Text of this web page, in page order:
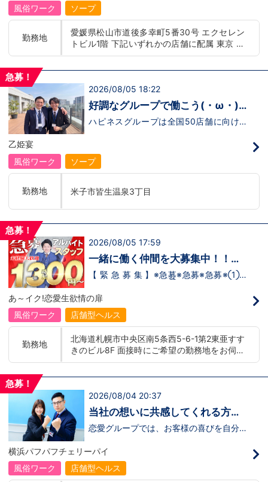
いる会社です。そのため、誰もが安心して
入社・勤務のできる環境なのです。それで
ャルサイトをご覧下さい。
【https://happiness-group.biz/】※お手
数ですがコピー＆ペーストしてURLを開い
他社と比較検討中など。そのような時は1
もしれません。アナタからのご連絡お待ち
しております。
年収1000万円も夢じゃないんです！一般
職からの転職や、女性からのご応募大歓
ッフ一人ひとりが働きやすい環境のお店で
す。現在多くの女性スタッフが勤務してお
ります。業界経験のある方もない方もご応
新人キャストさんにお仕事を教えるアドバ
は年功序列ではなく実力主義です。 頑張
り次第でいくらでも店長や幹部枠への昇格
が可能なんです！力のある方には必要な席
をしっかりご用意できる環境ですのでご安
風俗ワーク
ソープ
勤務地
愛媛県松山市道後多幸町5番30号 エクセレン
トビル1階 下記いずれかの店舗に配属 東京 五
反田：五反田駅から徒歩2分 池袋：池袋駅西
水戸：水戸駅からバス5分 北海道 札幌：すす
きの駅から徒歩5分 中国・四国 鳥取：米子市
皆生温泉 愛媛：松山道後温泉 九州・沖縄 福
岡：中洲川端駅から徒歩8分 沖縄：那覇市※出
店準備中 他にも続々出店予定 遠方からのご応
急募！
2026/08/05 18:22
好調なグループで働こう(・ω・)
ノ
ハピネスグループは全国50店舗に向けて
有！！ つまり・・・ハピネスグループの
中でも、今！1番役職に就けるチャンスが
「今」入社するべきじゃないです
か！？！？ のし上がりたいなら、このビ
ッグチャンス見逃さないでください！！チ
か？？当グループは年功序列ではなく実力
や幹部枠への昇格が可能なんです！力のあ
る方には必要な席をしっかりご用意できる
環境ですのでご安心ください。実際に入社
後、最短で8ヶ月で店長になった先輩もい
んか！？ 勿論、男性だけではなく女性も
活躍中。ハピネスグループ初の女性店長だ
って目指せます。それでもまだ迷ってるっ
て方は是非オフィシャルサイトをご覧下さ
お手数ですがコピー＆ペーストしてURLを
開いていただければです。先輩のインタビ
ュー動画など、アナタが一歩踏み出すキッ
非ご覧ください(^^)鳥取米子で 「オトコの
480万円＋目標達成報奨金100万円☆※今
だけ限定引越し代も当社負担！！！
乙姫宴
風俗ワーク
ソープ
勤務地 米子市皆生温泉3丁目
急募！
2026/08/05 17:59
一緒に働く仲間を大募集中！！
【アルバイト・送迎ドライバー急
【 緊 急 募 集 】※急募※急募※急募※①ス
バー！店舗間5分程度お客様を送迎するだ
け！時給：①1,300円～②1,100円～勤務
時間：①早番：8:00～18:00 （食事休憩
あり：実働9時間） 遅番：16:00～翌
日祝日の日中(9時～16時位まで)、平日夜
(夕方～24時位まで)※ご希望があれば、そ
の他のシフト調整も可能です。お気軽にご
であればOK！②ご自身の車持ち込み
用時は時給変動あり）「今すぐ稼ぎた
い！」「業界に興味はあるけどちょっと不
安...」「運転が好き！」という方、大歓
迎！スピード採用中につき、ご応募はお急
喜びを自分自身の喜びに感じられるような
人物を求めています！・接客が好き・お客
様が笑顔になると自分も嬉しい・お客様だ
けでなく、働く仲間もキャストさんも笑顔
あ～イク!恋愛生欲情の扉
風俗ワーク
店舗型ヘルス
勤務地
北海道札幌市中央区南5条西5-6-1第2東亜すす
きのビル8F 面接時にご希望の勤務地をお伺い
し、配属店舗を決定いたします。 入社後の転
■横浜エリア：神奈川県横浜市中区 ・京急線
黄金町駅、日ノ出町駅 ・市営地下鉄阪東橋
駅、伊勢佐木長者町駅 ・JR横浜線関内駅 ■札
幌エリア：北海道札幌市 地下鉄南北線すすき
の駅
急募！
2026/08/04 20:37
当社の想いに共感してくれる方、
大募集‼
恋愛グループでは、お客様の喜びを自分自
います！・接客が好き・お客様が笑顔にな
ると自分も嬉しい・お客様だけでなく、働
く仲間もキャストさんも笑顔になると嬉し
い・喜んで(楽しんで)もらう為にはどうし
横浜パフパフチェリーパイ
風俗ワーク
店舗型ヘルス